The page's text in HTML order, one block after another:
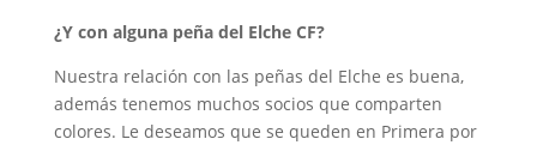
¿Y con alguna peña del Elche CF?
Nuestra relación con las peñas del Elche es buena,
además tenemos muchos socios que comparten
colores. Le deseamos que se queden en Primera por